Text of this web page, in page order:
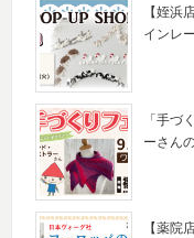
【姪浜
インレ
「手づ
ーさん
【薬院